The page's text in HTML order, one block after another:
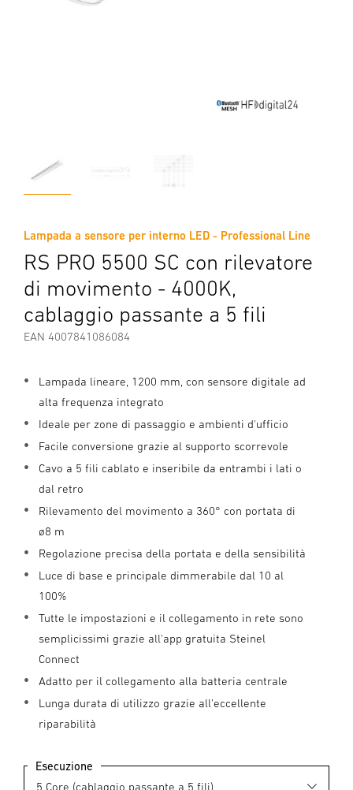
Lampada a sensore per interno LED - Professional Line
RS PRO 5500 SC con rilevatore
di movimento - 4000K,
cablaggio passante a 5 fili
EAN 4007841086084
Lampada lineare, 1200 mm, con sensore digitale ad
alta frequenza integrato
Ideale per zone di passaggio e ambienti d'ufficio
Facile conversione grazie al supporto scorrevole
Cavo a 5 fili cablato e inseribile da entrambi i lati o
dal retro
Rilevamento del movimento a 360° con portata di
ø8 m
Regolazione precisa della portata e della sensibilità
Luce di base e principale dimmerabile dal 10 al
100%
Tutte le impostazioni e il collegamento in rete sono
semplicissimi grazie all'app gratuita Steinel
Connect
Adatto per il collegamento alla batteria centrale
Lunga durata di utilizzo grazie all'eccellente
riparabilità
Esecuzione